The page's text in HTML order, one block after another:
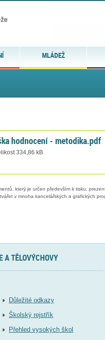
MLÁDEŽ
hodnocení - metodika.pdf
334,86 kB
který je určen především k tisku,
v mnoha kancelářských a grafických
A TĚLOVÝCHOVY
Důležité odkazy
Školský rejstřík
Přehled vysokých škol